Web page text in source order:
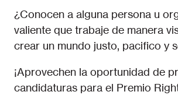
¿Conocen a alguna persona u
valiente que trabaje de manera
crear un mundo justo, pacifico y
¡Aprovechen la oportunidad de
candidaturas para el Premio